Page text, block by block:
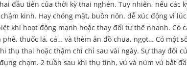
đầu tiên của thời kỳ thai nghén. Tuy nhiên, nếu các
kinh. Hay chóng mặt, buồn nôn, dễ xúc động vì
khi hoạt động mạnh hoặc thay đổi tư thế nhanh. Có
thuốc lá, cá… và thèm ăn đồ chua, ngọt… Có một
thụ thai hoặc thậm chí chỉ sau vài ngày. Sự thay đổi
chạm. 2 tuần sau khi thụ tinh, vú và núm vú bắt